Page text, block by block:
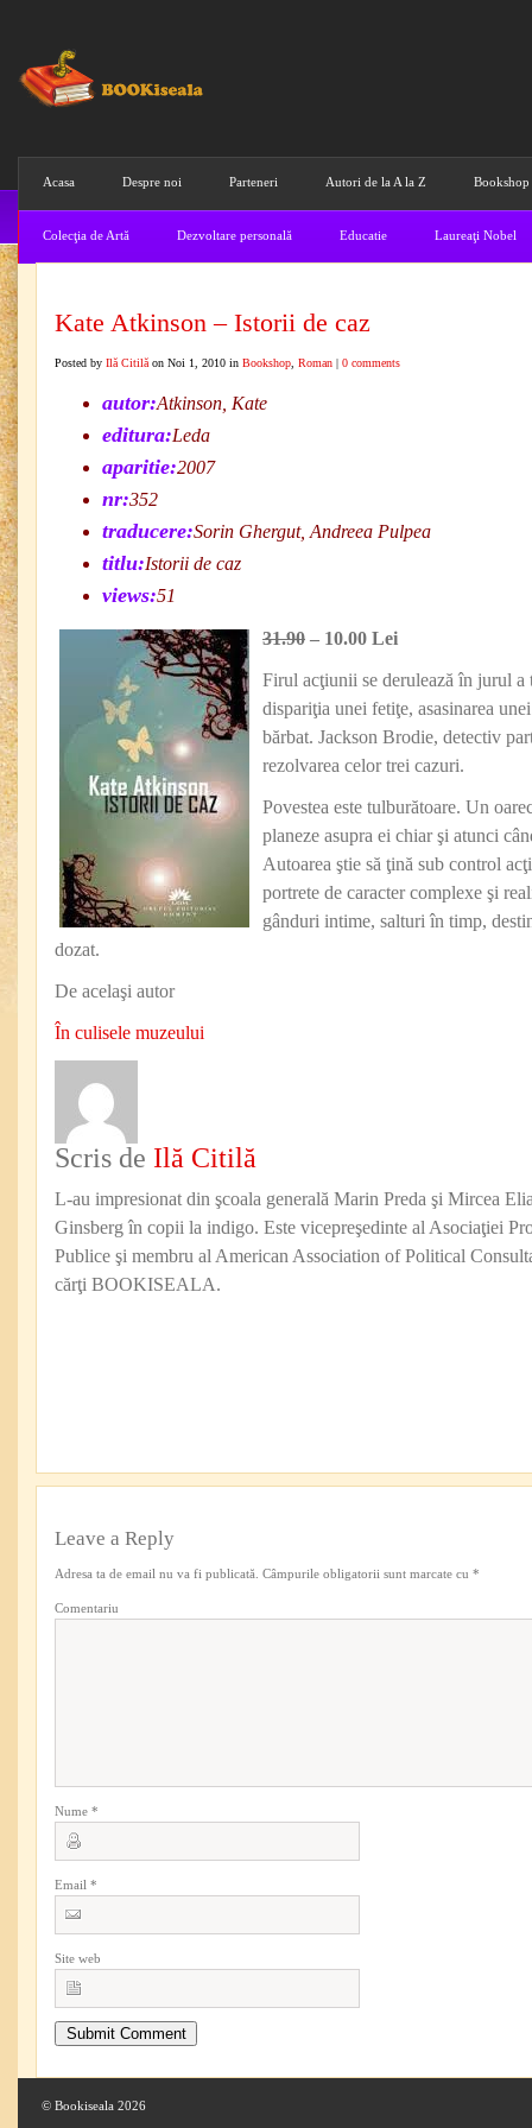
Acasa Despre noi Parteneri Autori de la A la Z Bookshop
Colecţia de Artă Dezvoltare personală Educatie Laureaţi Nobel
Kate Atkinson – Istorii de caz
Posted by Ilă Citilă on Noi 1, 2010 in Bookshop Roman | 0 comments
autor:Atkinson, Kate
editura:Leda
aparitie:2007
nr:352
traducere:Sorin Ghergut, Andreea Pulpea
titlu:Istorii de caz
views:51
31.90 – 10.00 Lei
Firul acţiunii se derulează în jurul
dispariţia unei fetiţe, asasinarea
bărbat. Jackson Brodie, detectiv
rezolvarea celor trei cazuri.
Povestea este tulburătoare. Un
planeze asupra ei chiar şi atunci
Autoarea ştie să ţină sub control
portrete de caracter complexe şi
gânduri intime, salturi în timp,
dozat.
De acelaşi autor
În culisele muzeului
Scris de Ilă Citilă
L-au impresionat din şcoala generală Marin Preda şi Mircea
Ginsberg în copii la indigo. Este vicepreşedinte al Asociaţiei
Publice şi membru al American Association of Political
cărţi BOOKISEALA.
Leave a Reply
Adresa ta de email nu va fi publicată. Câmpurile obligatorii sunt marcate cu *
Comentariu
Nume *
Email *
Site web
© Bookiseala 2026